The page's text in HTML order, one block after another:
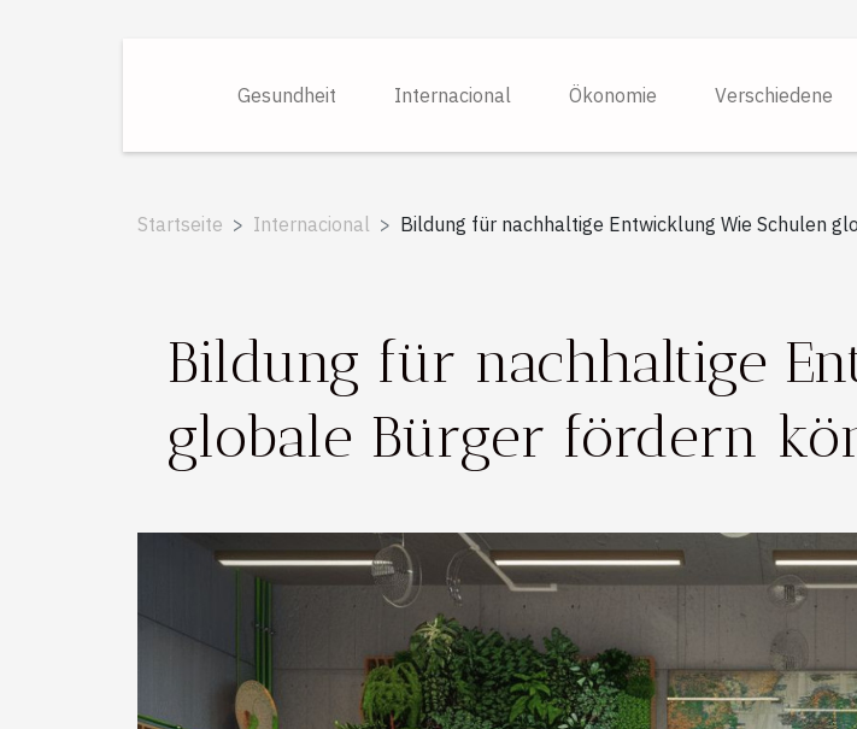
Gesundheit Internacional Ökonomie Verschiedene
Startseite Internacional Bildung für nachhaltige Entwicklung Wie Schulen
Bildung für nachhaltige
globale Bürger fördern